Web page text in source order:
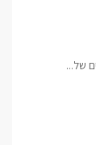
של...